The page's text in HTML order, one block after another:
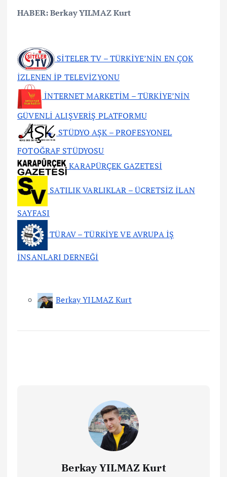
HABER: Berkay YILMAZ Kurt
SİTELER TV – TÜRKİYE’NİN EN ÇOK
İZLENEN İP TELEVİZYONU
İNTERNET MARKETİM – TÜRKİYE’NİN
GÜVENLİ ALIŞVERİŞ PLATFORMU
STÜDYO AŞK – PROFESYONEL
FOTOĞRAF STÜDYOSU
KARAPÜRÇEK GAZETESİ
SATILIK VARLIKLAR – ÜCRETSİZ İLAN
SAYFASI
TÜRAV – TÜRKİYE VE AVRUPA İŞ
İNSANLARI DERNEĞİ
Berkay YILMAZ Kurt
Berkay YILMAZ Kurt